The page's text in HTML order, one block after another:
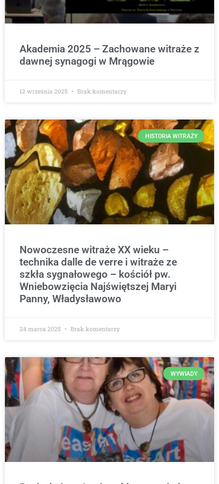
Akademia 2025 – Zachowane witraże z
dawnej synagogi w Mrągowie
12 września 2025 Brak komentarzy
HISTORIA WITRAŻY
Nowoczesne witraże XX wieku –
technika dalle de verre i witraże ze
szkła sygnałowego – kościół pw.
Wniebowzięcia Najświętszej Maryi
Panny, Władysławowo
24 marca 2025 Brak komentarzy
WYWIADY